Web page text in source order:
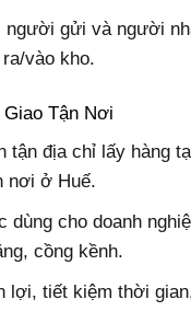
người gửi và người
vào kho.
Tận Nơi
tận địa chỉ lấy hàng
nơi ở Huế.
dùng cho doanh
cồng kềnh.
lợi, tiết kiệm thời